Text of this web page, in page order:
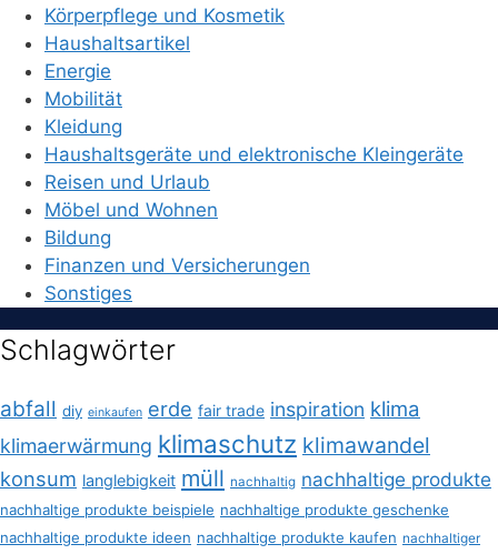
Körperpflege und Kosmetik
Haushaltsartikel
Energie
Mobilität
Kleidung
Haushaltsgeräte und elektronische Kleingeräte
Reisen und Urlaub
Möbel und Wohnen
Bildung
Finanzen und Versicherungen
Sonstiges
Schlagwörter
abfall diy einkaufen erde fair trade inspiration klima
klimaerwärmung klimaschutz klimawandel
konsum langlebigkeit müll nachhaltig nachhaltige produkte
nachhaltige produkte beispiele nachhaltige produkte geschenke
nachhaltige produkte ideen nachhaltige produkte kaufen nachhaltiger